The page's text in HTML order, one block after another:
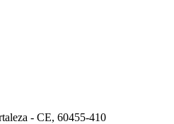
- CE, 60455-410